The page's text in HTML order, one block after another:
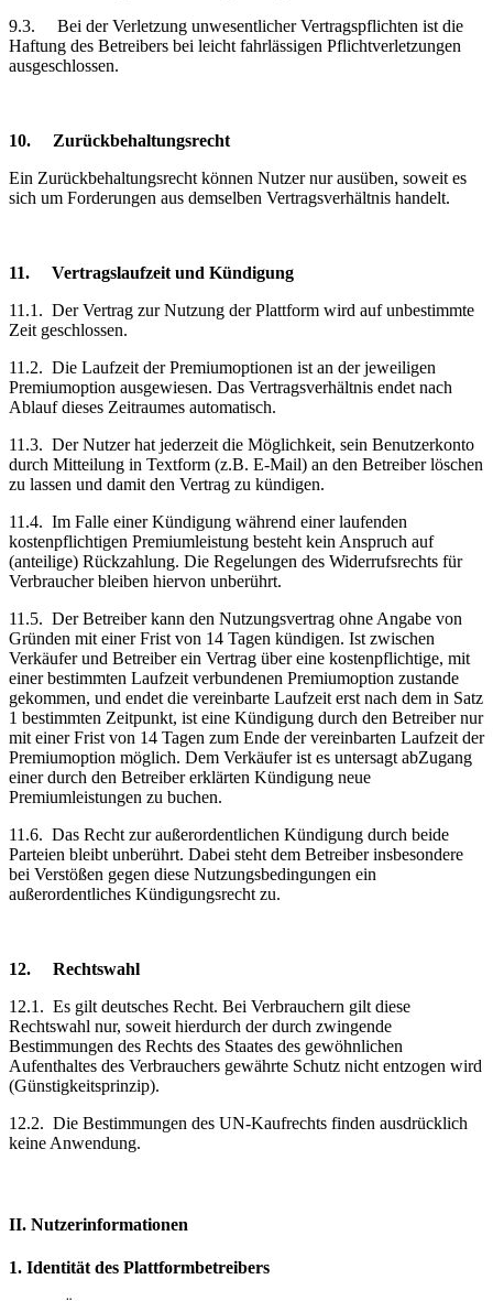
9.3.
Bei der Verletzung unwesentlicher Vertragspflichten ist die
Haftung des Betreibers bei leicht fahrlässigen Pflichtverletzungen
ausgeschlossen.
10.
Zurückbehaltungsrecht
Ein Zurückbehaltungsrecht können Nutzer nur ausüben, soweit es
sich um Forderungen aus demselben Vertragsverhältnis handelt.
11. Vertragslaufzeitund Kündigung
11.1. Der Vertrag zur Nutzung der Plattform wird auf unbestimmte
Zeit geschlossen.
11.2. Die Laufzeit der Premiumoptionen ist an der jeweiligen
Premiumoption ausgewiesen. Das Vertragsverhältnis endet nach
Ablauf dieses Zeitraumes automatisch.
11.3. Der Nutzer hat jederzeit die Möglichkeit, sein Benutzerkonto
durch Mitteilung in Textform (z.B. E-Mail) an den Betreiber löschen
zu lassen und damit den Vertrag zu kündigen.
11.4. Im Falle einer Kündigung während einer laufenden
kostenpflichtigen Premiumleistung besteht kein Anspruch auf
(anteilige) Rückzahlung. Die Regelungen des Widerrufsrechts für
Verbraucher bleiben hiervon unberührt.
11.5. Der Betreiber kann den Nutzungsvertrag ohne Angabe von
Gründen mit einer Frist von 14 Tagen kündigen. Ist zwischen
Verkäufer und Betreiber ein Vertrag über eine kostenpflichtige, mit
einer bestimmten Laufzeit verbundenen Premiumoption zustande
gekommen, und endet die vereinbarte Laufzeit erst nach dem in Satz
1 bestimmten Zeitpunkt, ist eine Kündigung durch den Betreiber nur
mit einer Frist von 14 Tagen zum Ende der vereinbarten Laufzeit der
Premiumoption möglich. Dem Verkäufer ist es untersagt abZugang
einer durch den Betreiber erklärten Kündigung neue
Premiumleistungen zu buchen.
11.6. Das Recht zur außerordentlichen Kündigung durch beide
Parteien bleibt unberührt. Dabei steht dem Betreiber insbesondere
bei Verstößen gegen diese Nutzungsbedingungen ein
außerordentliches Kündigungsrecht zu.
12.
Rechtswahl
12.1. Es gilt deutsches Recht. Bei Verbrauchern gilt diese
Rechtswahl nur, soweit hierdurch der durch zwingende
Bestimmungen des Rechts des Staates des gewöhnlichen
Aufenthaltes des Verbrauchers gewährte Schutz nicht entzogen wird
(Günstigkeitsprinzip).
12.2. Die Bestimmungen des UN-Kaufrechts finden ausdrücklich
keine Anwendung.
II. Nutzerinformationen
1. Identität des Plattformbetreibers